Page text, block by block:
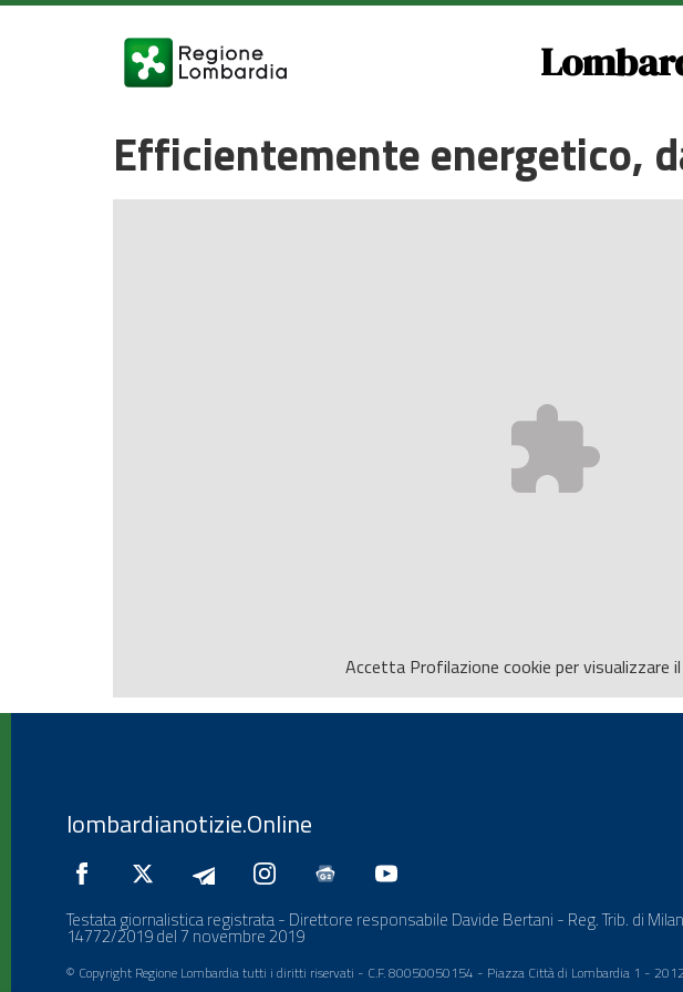
Efficientemente energetico,
Accetta Profilazione cookie per visualizzare
lombardianotizie.Online
Testata giornalistica registrata - Direttore responsabile Davide Bertani - Reg. Trib. di
14772/2019 del 7 novembre 2019
© Copyright Regione Lombardia tutti i diritti riservati - C.F. 80050050154 - Piazza Città di Lombardia 1 -